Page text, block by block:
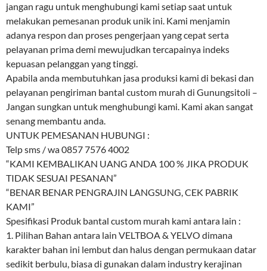
jangan ragu untuk menghubungi kami setiap saat untuk
melakukan pemesanan produk unik ini. Kami menjamin
adanya respon dan proses pengerjaan yang cepat serta
pelayanan prima demi mewujudkan tercapainya indeks
kepuasan pelanggan yang tinggi.
Apabila anda membutuhkan jasa produksi kami di bekasi dan
pelayanan pengiriman bantal custom murah di Gunungsitoli –
Jangan sungkan untuk menghubungi kami. Kami akan sangat
senang membantu anda.
UNTUK PEMESANAN HUBUNGI :
Telp sms / wa 0857 7576 4002
“KAMI KEMBALIKAN UANG ANDA 100 % JIKA PRODUK
TIDAK SESUAI PESANAN”
“BENAR BENAR PENGRAJIN LANGSUNG, CEK PABRIK
KAMI”
Spesifikasi Produk bantal custom murah kami antara lain :
1. Pilihan Bahan antara lain VELTBOA & YELVO dimana
karakter bahan ini lembut dan halus dengan permukaan datar
sedikit berbulu, biasa di gunakan dalam industry kerajinan